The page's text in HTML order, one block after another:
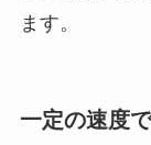
ます。
一定の速度